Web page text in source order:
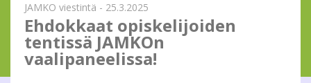
JAMKO viestintä - 25.3.2025
Ehdokkaat opiskelijoiden
tentissä JAMKOn
vaalipaneelissa!